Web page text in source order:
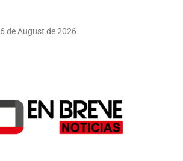
6 de August de 2026